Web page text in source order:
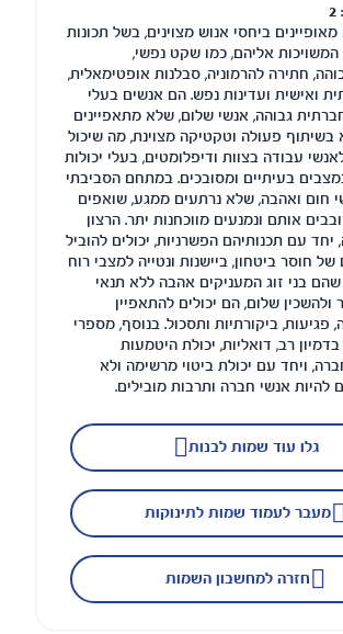
2
ביחסי אנוש מצוינים, בשל תכונות
המשויכות אליהם, כמו שקט נפשי,
חתירה להרמוניה, סבלנות אופטימאלית,
ואישית ועדינות נפש. הם אנשים בעלי
גבוהה, אנשי שלום, שלא מתאפיינים
בשיתוף פעולה וטקטיקה מצוינת, מה שיכול
עבודה בצוות ודיפלומטים, בעלי יכולות
במצבים בעיתיים ומסובכים. במתחם הסביבתי
חום ואהבה, שלא נרתעים ממגע, שואפים
אותם ונמנעים מווכחנות יתר. הרצון
עם תכנותיהם הפשרניות, יכולים להוביל
חוסר ביטחון, ביישנות ונטייה למצבי רוח
שהם בני זוג המעניקים אהבה ללא תנאי
ולהשכין שלום, הם יכולים להתאפיין
פגיעות, ביקורתיות ותסכול. בנוסף, מספרי
רב, דואליות, יכולת היטמעות
ויחד עם יכולת ביטוי מרשימה ולא
להיות אנשי חברה ותרבות מובילים.
מעבר לעמוד שמות לתינוקות
חזרה למחשבון השמות
גלו עוד שמות לבנות